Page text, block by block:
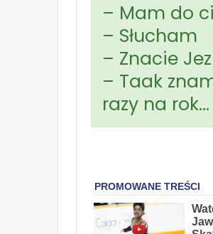
– Mam do
– Słucham
– Znacie
– Taak
razy na rok…